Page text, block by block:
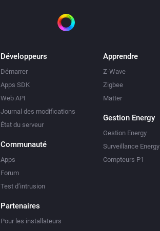
Développeurs
Démarrer
Apps SDK
Web API
Journal des modifications
État du serveur
Communauté
Apps
Forum
Test d’intrusion
Partenaires
Pour les installateurs
Apprendre
Z-Wave
Zigbee
Matter
Gestion Energy
Gestion Energy
Surveillance Energy
Compteurs P1